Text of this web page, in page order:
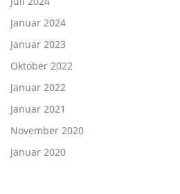
Januar 2024
Januar 2023
Oktober 2022
Januar 2022
Januar 2021
November 2020
Januar 2020